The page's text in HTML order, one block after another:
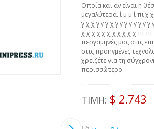
Οποία και αν είναι η
μεγαλύτερα. ί μ μ ί πι χ
γ χ χ γ γ γ χ γ γ γ γ γ γ γ
χ χ χ χ χ χ χ χ χ χ χ πι
περγαμηνές μας στις
στις προηγμένες
χρειζέτε για τη
περισσώτερο.
ΤΙΜΉ: $ 2.743